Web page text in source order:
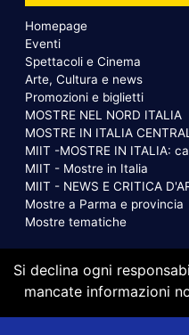
Homepage
Eventi
Spettacoli e Cinema
Arte, Cultura e news
Promozioni e biglietti
MOSTRE NEL NORD ITALIA
MOSTRE IN ITALIA
MIIT -MOSTRE IN ITALIA:
MIIT - Mostre in Italia
MIIT - NEWS E CRITICA
Mostre a Parma e provincia
Mostre tematiche
Si declina ogni
mancate informazioni